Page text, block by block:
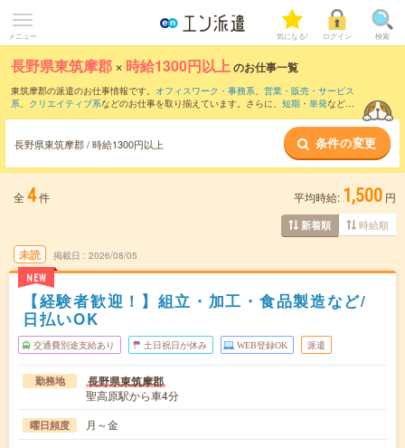
メニュー 気になる! ログイン 検索
長野県東筑摩郡 × 時給1300円以上のお仕事一覧
東筑摩郡の派遣のお仕事情報です。 オフィスワーク・事務系、 営業・販売・サービス
系、 クリエイティブ系などのお仕事を取り揃えています。さらに、 短期 ・ 単発などの
長野県東筑摩郡 / 時給1300円以上 条件の変更
全 4件 平均時給: 1,500 円
新着順 時給順
未読
NEW
掲載日 2026/08/05
【経験者歓迎！】組立・加工・食品製造など/
日払いOK
交通費別途支給あり 土日祝日が休み WEB登録OK 派遣
勤務地 長野県東筑摩郡
聖高原駅から車4分
曜日頻度 月～金